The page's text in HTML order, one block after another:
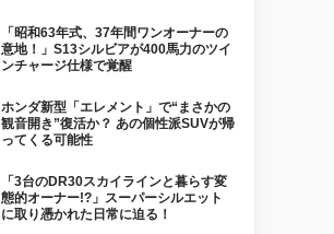
「昭和63年式、37年間ワンオーナーの
意地！」S13シルビアが400馬力のツイ
ンチャージ仕様で覚醒
ホンダ新型「エレメント」で“まさかの
観音開き”復活か？ あの個性派SUVが帰
ってくる可能性
「3台のDR30スカイラインと暮らす変
態的オーナー!?」スーパーシルエット
に取り憑かれた日常に迫る！